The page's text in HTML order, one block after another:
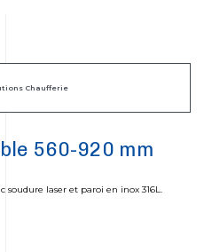
Chaufferie
560-920 mm
laser et paroi en inox 316L.